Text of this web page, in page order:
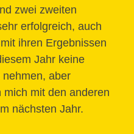
zwei zweiten
erfolgreich, auch
ihren Ergebnissen
Jahr keine
aber
mit den anderen
nächsten Jahr.